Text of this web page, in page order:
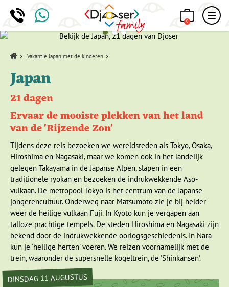
0
Home Vakantie Japan met de kinderen
Japan
21 dagen
Ervaar de mooiste plekken van het land
van de 'Rijzende Zon'
Tijdens deze reis bezoeken we wereldsteden als Tokyo, Osaka,
Hiroshima en Nagasaki, maar we komen ook in het landelijk
gelegen Takayama in de Japanse Alpen, slapen in een
traditionele ryokan en bezoeken de indrukwekkende Aso-
vulkaan. De metropool Tokyo is het centrum van de Japanse
jongerencultuur. Onderweg naar Matsumoto zie je bij helder
weer de heilige vulkaan Fuji. In Kyoto kun je vergapen aan
talloze prachtige tempels. De steden Hiroshima en Nagasaki zijn
bekend door de indrukwekkende oorlogsgeschiedenis. In Nara
kun je 'heilige herten' voeren. We reizen voornamelijk met de
trein, waaronder de supersnelle kogeltrein, de 'Shinkansen'.
DINSDAG 11 AUGUSTUS